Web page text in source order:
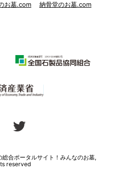
お墓.com 納骨堂のお墓.com
合ポータルサイト！みんなのお墓,
reserved